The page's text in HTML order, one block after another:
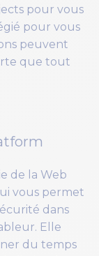
pour vous
pour vous
peuvent
que tout
de la Web
vous permet
dans
Elle
du temps